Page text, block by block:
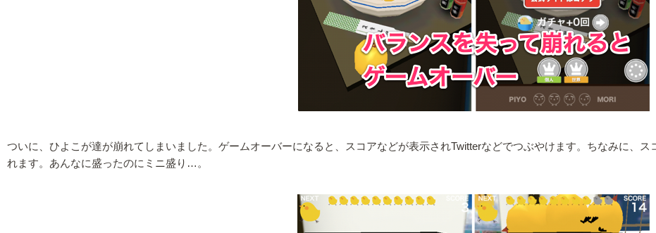
ついに、ひよこが達が崩れてしまいました。ゲームオーバーになると、スコアなどが表示されTwitterなどでつぶやけます。ちなみに、
れます。あんなに盛ったのにミニ盛り…。